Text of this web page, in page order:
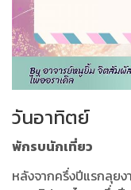
วันอาทิตย์
พักรบนักเที่ยว
หลังจากครึ่งปีแรกลุยง